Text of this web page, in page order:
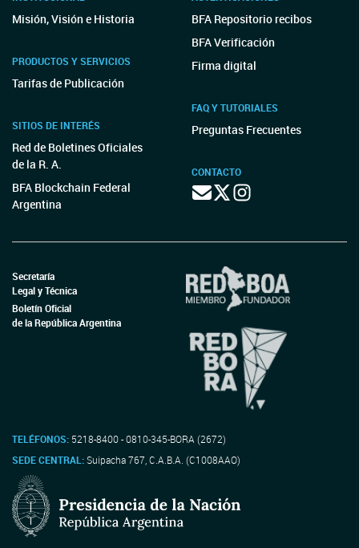
Misión, Visión e Historia
PRODUCTOS Y SERVICIOS
Tarifas de Publicación
SITIOS DE INTERÉS
Red de Boletines Oficiales
de la R. A.
BFA Blockchain Federal
Argentina
BFA Repositorio recibos
BFA Verificación
Firma digital
FAQ Y TUTORIALES
Preguntas Frecuentes
CONTACTO
Secretaría
Legal y Técnica
Boletín Oficial
de la República Argentina
TELÉFONOS: 5218-8400 - 0810-345-BORA (2672)
SEDE CENTRAL:Suipacha 767, C.A.B.A. (C1008AAO)